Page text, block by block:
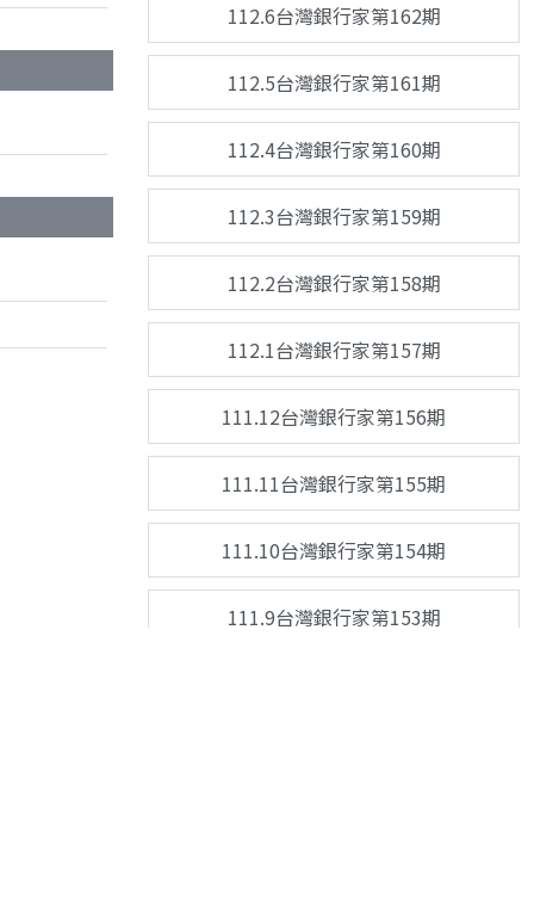
112.6台灣銀行家第162期
112.5台灣銀行家第161期
112.4台灣銀行家第160期
112.3台灣銀行家第159期
112.2台灣銀行家第158期
112.1台灣銀行家第157期
111.12台灣銀行家第156期
111.11台灣銀行家第155期
111.10台灣銀行家第154期
111.9台灣銀行家第153期